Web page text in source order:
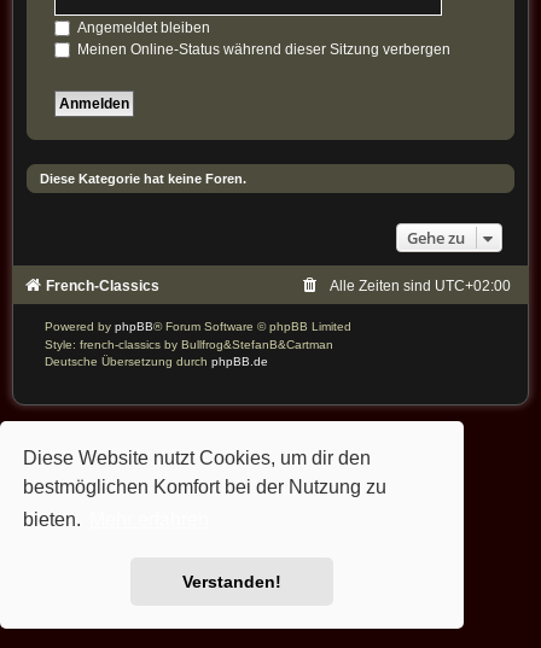
Diese Website nutzt Cookies, um dir den
bestmöglichen Komfort bei der Nutzung zu
bieten.
Verstanden!
Angemeldet bleiben
Meinen Online-Status während dieser Sitzung verbergen
Diese Kategorie hat keine Foren.
Gehe zu
French-Classics Alle Zeiten sind UTC+02:00
Powered by phpBB® Forum Software © phpBB Limited
Style: french-classics by Bullfrog&StefanB&Cartman
Deutsche Übersetzung durch phpBB.de